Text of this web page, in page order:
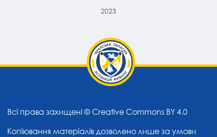
2023
Всі права захищені © Creative Commons BY 4.0
Копіювання матеріалів дозволено лише за умови